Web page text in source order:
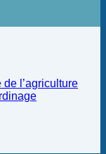
l’agriculture